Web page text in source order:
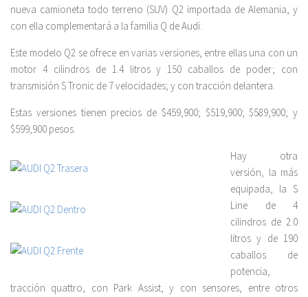
nueva camioneta todo terreno (SUV) Q2 importada de Alemania, y
con ella complementará a la familia Q de Audi.
Este modelo Q2 se ofrece en varias versiones, entre ellas una con un
motor 4 cilindros de 1.4 litros y 150 caballos de poder; con
transmisión S Tronic de 7 velocidades; y con tracción delantera.
Estas versiones tienen precios de $459,900; $519,900; $589,900; y
$599,900 pesos.
Hay otra
versión, la más
equipada, la S
Line de 4
cilindros de 2.0
litros y de 190
caballos de
potencia,
tracción quattro, con Park Assist, y con sensores, entre otros